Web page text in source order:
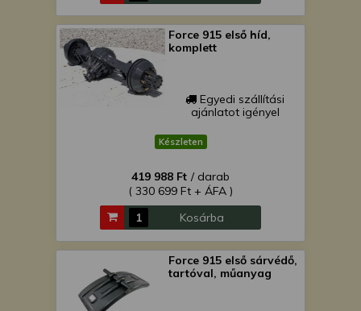
Force 915 első híd,
komplett
Egyedi szállítási
ajánlatot igényel
Készleten
419 988 Ft / darab
( 330 699 Ft + ÁFA )
Kosárba
Force 915 első sárvédő,
tartóval, műanyag